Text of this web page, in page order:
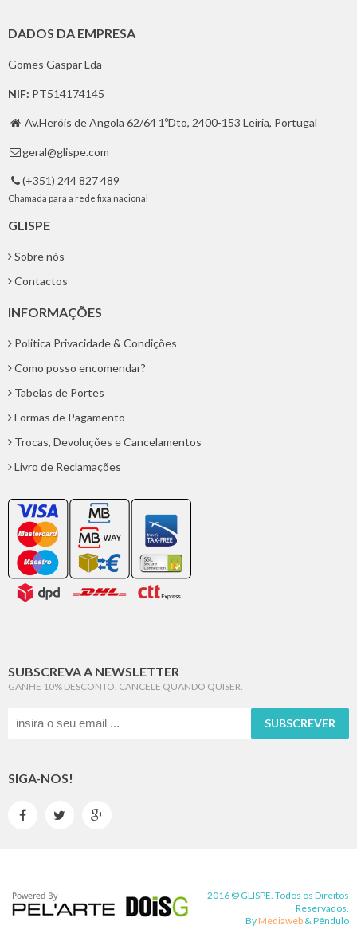
DADOS DA EMPRESA
Gomes Gaspar Lda
NIF: PT514174145
 Av.Heróis de Angola 62/64 1ºDto, 2400-153 Leiria, Portugal
 geral@glispe.com
 (+351) 244 827 489
Chamada para a rede fixa nacional
GLISPE
Sobre nós
Contactos
INFORMAÇÕES
Politica Privacidade & Condições
Como posso encomendar?
Tabelas de Portes
Formas de Pagamento
Trocas, Devoluções e Cancelamentos
Livro de Reclamações
SUBSCREVA A NEWSLETTER
GANHE 10% DESCONTO. CANCELE QUANDO QUISER.
SUBSCREVER
SIGA-NOS!
  
2016 © GLISPE. Todos os Direitos
Reservados.
By Mediaweb & Pêndulo